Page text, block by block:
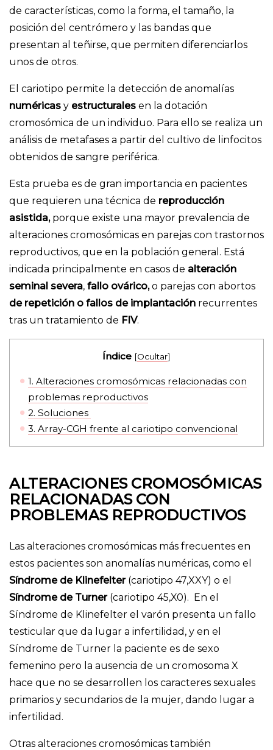
de características, como la forma, el tamaño, la
posición del centrómero y las bandas que
presentan al teñirse, que permiten diferenciarlos
unos de otros.
El cariotipo permite la detección de anomalías
numéricas y estructurales en la dotación
cromosómica de un individuo. Para ello se realiza un
análisis de metafases a partir del cultivo de linfocitos
obtenidos de sangre periférica.
Esta prueba es de gran importancia en pacientes
que requieren una técnica de reproducción
asistida,porque existe una mayor prevalencia de
alteraciones cromosómicas en parejas con trastornos
reproductivos, que en la población general. Está
indicada principalmente en casos de alteración
seminal severa, fallo ovárico,o parejas con abortos
de repetición o fallos de implantación recurrentes
tras un tratamiento de FIV.
Índice [Ocultar]
1. Alteraciones cromosómicas relacionadas con
problemas reproductivos
2. Soluciones
3. Array-CGH frente al cariotipo convencional
ALTERACIONES CROMOSÓMICAS
RELACIONADAS CON
PROBLEMAS REPRODUCTIVOS
Las alteraciones cromosómicas más frecuentes en
estos pacientes son anomalías numéricas, como el
Síndrome de Klinefelter(cariotipo 47,XXY) o el
Síndrome de Turner(cariotipo 45,X0). En el
Síndrome de Klinefelter el varón presenta un fallo
testicular que da lugar a infertilidad, y en el
Síndrome de Turner la paciente es de sexo
femenino pero la ausencia de un cromosoma X
hace que no se desarrollen los caracteres sexuales
primarios y secundarios de la mujer, dando lugar a
infertilidad .
Otras alteraciones cromosómicas también